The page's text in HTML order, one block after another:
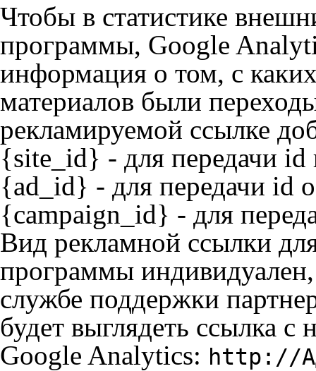
Чтобы в статистике
программы, Google
информация о том, с
материалов были
рекламируемой ссылке
{site_id} - для передачи
{ad_id} - для передачи id
{campaign_id} - для
Вид рекламной ссылки
программы
службе поддержки
будет выглядеть ссылка
Google Analytics: http://